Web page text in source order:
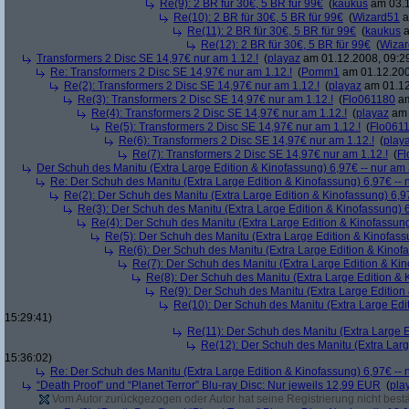
Re(9): 2 BR für 30€, 5 BR für 99€ ( kaukus am
Re(10): 2 BR für 30€, 5 BR für 99€ (Wizard51
Re(11): 2 BR für 30€, 5 BR für 99€ (kaukus
Re(12): 2 BR für 30€, 5 BR für 99€ (
Transformers 2 Disc SE 14,97€ nur am 1.12.! (playaz am 01.12.2008,
Re: Transformers 2 Disc SE 14,97€ nur am 1.12.! (Pomm1 am
Re(2): Transformers 2 Disc SE 14,97€ nur am 1.12.! (playaz am
Re(3): Transformers 2 Disc SE 14,97€ nur am 1.12.! (Flo061180
Re(4): Transformers 2 Disc SE 14,97€ nur am 1.12.! (playaz
Re(5): Transformers 2 Disc SE 14,97€ nur am 1.12.! (
Re(6): Transformers 2 Disc SE 14,97€ nur am 1.12.! (
Re(7): Transformers 2 Disc SE 14,97€ nur am 1.12.! (
Der Schuh des Manitu (Extra Large Edition & Kinofassung) 6,97€ -- nur am
Re: Der Schuh des Manitu (Extra Large Edition & Kinofassung) 6,97€ --
Re(2): Der Schuh des Manitu (Extra Large Edition & Kinofassung)
Re(3): Der Schuh des Manitu (Extra Large Edition & Kinofassung)
Re(4): Der Schuh des Manitu (Extra Large Edition &
Re(5): Der Schuh des Manitu (Extra Large Edition &
Re(6): Der Schuh des Manitu (Extra Large Edition &
Re(7): Der Schuh des Manitu (Extra Large Edition &
Re(8): Der Schuh des Manitu (Extra Large Edition &
Re(9): Der Schuh des Manitu (Extra Large
Re(10): Der Schuh des Manitu (Extra Large
15:29:41)
Re(11): Der Schuh des Manitu (Extra Large
Re(12): Der Schuh des Manitu (Extra
15:36:02)
Re: Der Schuh des Manitu (Extra Large Edition & Kinofassung) 6,97€ --
“Death Proof” und “Planet Terror” Blu-ray Disc: Nur jeweils 12,99 EUR (
Vom Autor zurückgezogen oder Autor hat seine Registrierung nicht